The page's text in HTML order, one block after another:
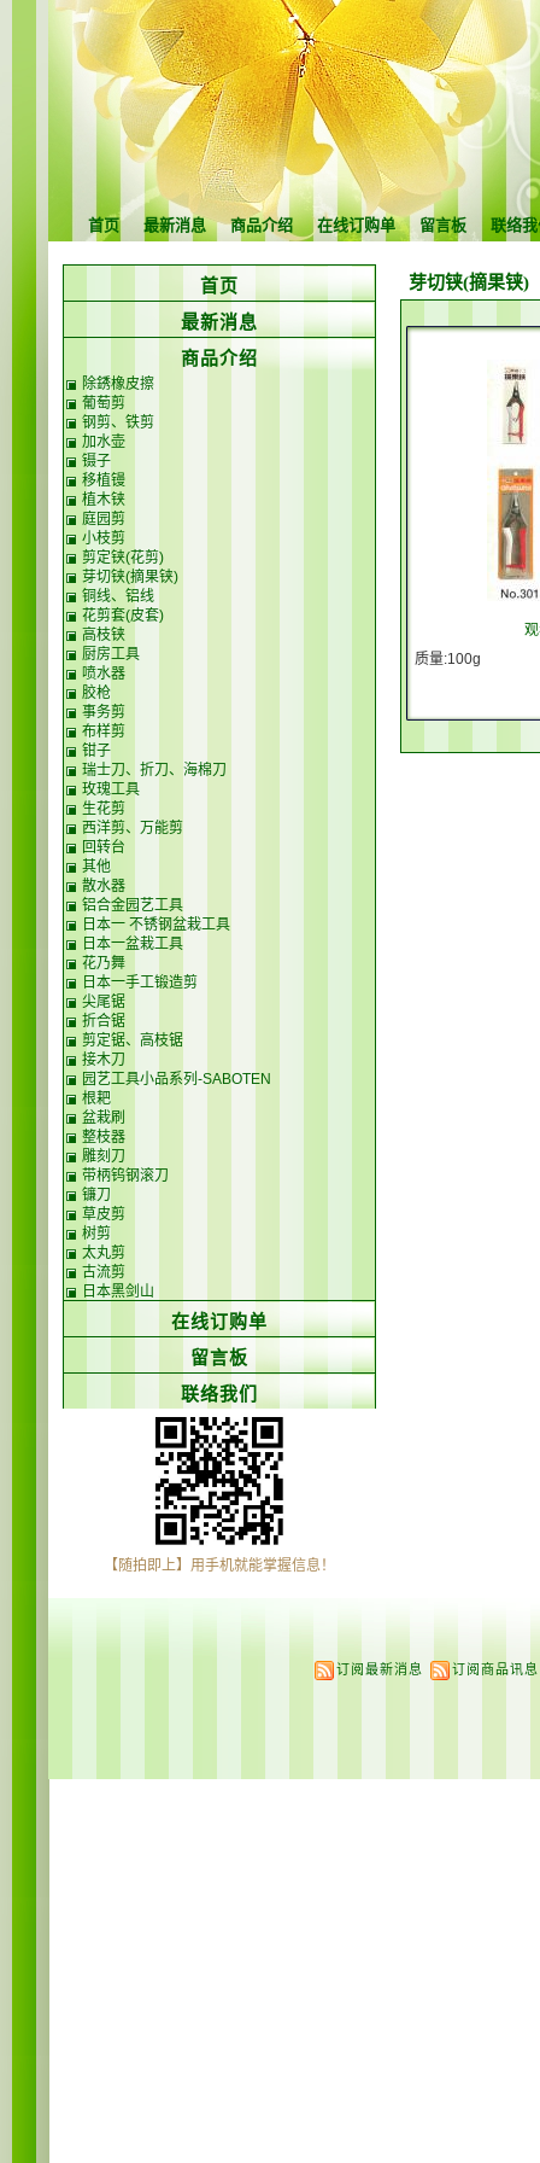
首页 最新消息 商品介绍 在线订购单 留言板 联络
芽切铗(摘果铗)
质量:100g
首页
最新消息
商品介绍
除銹橡皮擦
葡萄剪
钢剪、铁剪
加水壶
镊子
移植镘
植木铗
庭园剪
小枝剪
剪定铗(花剪)
芽切铗(摘果铗)
铜线、铝线
花剪套(皮套)
高枝铗
厨房工具
喷水器
胶枪
事务剪
布样剪
钳子
瑞士刀、折刀、海棉刀
玫瑰工具
生花剪
西洋剪、万能剪
回转台
其他
散水器
铝合金园艺工具
日本一 不锈钢盆栽工具
日本一盆栽工具
花乃舞
日本一手工锻造剪
尖尾锯
折合锯
剪定锯、高枝锯
接木刀
园艺工具小品系列-SABOTEN
根耙
盆栽刷
整枝器
雕刻刀
带柄钨钢滚刀
镰刀
草皮剪
树剪
太丸剪
古流剪
日本黑剑山
在线订购单
留言板
联络我们
【随拍即上】用手机就能掌握信息！
订阅最新消息 订阅商品讯息